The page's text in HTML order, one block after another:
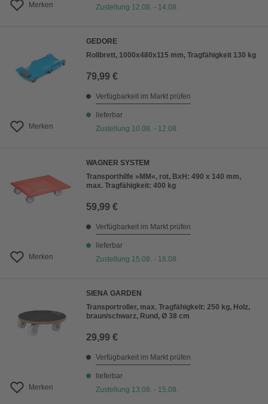
Merken
Zustellung 12.08. - 14.08.
Merken
GEDORE
Rollbrett, 1000x480x115 mm, Tragfähigkeit 130 kg
79,99 €
Verfügbarkeit im Markt prüfen
lieferbar
Zustellung 10.08. - 12.08.
Merken
WAGNER SYSTEM
Transporthilfe »MM«, rot, BxH: 490 x 140 mm,
max. Tragfähigkeit: 400 kg
59,99 €
Verfügbarkeit im Markt prüfen
lieferbar
Zustellung 15.08. - 18.08.
Merken
SIENA GARDEN
Transportroller, max. Tragfähigkeit: 250 kg, Holz,
braun/schwarz, Rund, Ø 38 cm
29,99 €
Verfügbarkeit im Markt prüfen
lieferbar
Zustellung 13.08. - 15.08.